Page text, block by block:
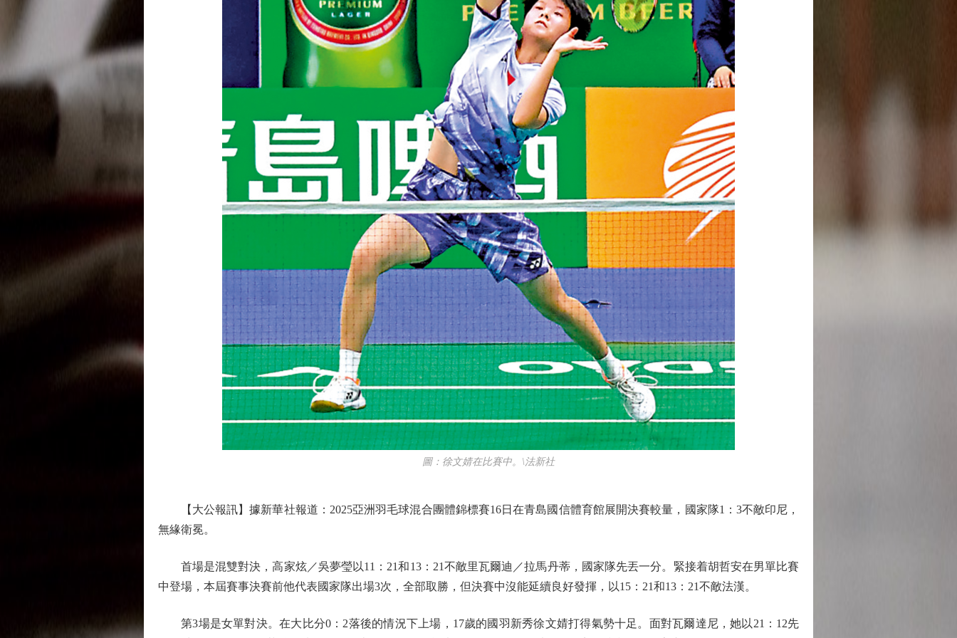
圖：徐文婧在比賽中。\法新社
【大公報訊】據新華社報道：2025亞洲羽毛球混合團體錦標賽16日在青島國信體育館展開決賽較量，國家隊1：3不敵印尼，
無緣衛冕。
首場是混雙對決，高家炫／吳夢瑩以11：21和13：21不敵里瓦爾迪／拉馬丹蒂，國家隊先丟一分。緊接着胡哲安在男單比賽
中登場，本屆賽事決賽前他代表國家隊出場3次，全部取勝，但決賽中沒能延續良好發揮，以15：21和13：21不敵法漢。
第3場是女單對決。在大比分0：2落後的情況下上場，17歲的國羽新秀徐文婧打得氣勢十足。面對瓦爾達尼，她以21：12先